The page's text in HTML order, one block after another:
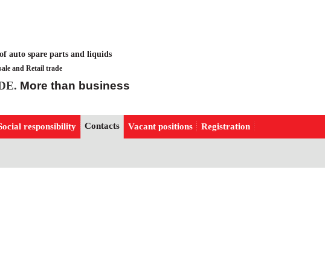
auto spare parts and liquids
and Retail trade
More than business
responsibility Contacts Vacant positions Registration